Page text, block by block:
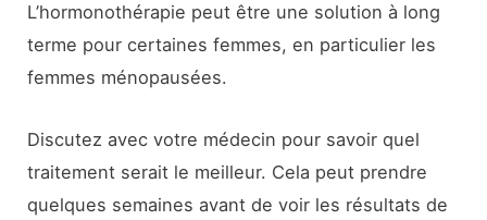
L’hormonothérapie peut être une solution à long
terme pour certaines femmes, en particulier les
femmes ménopausées.
Discutez avec votre médecin pour savoir quel
traitement serait le meilleur. Cela peut prendre
quelques semaines avant de voir les résultats de